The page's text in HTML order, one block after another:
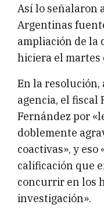
Así lo señalaron
Argentinas
ampliación de la
hiciera el martes
En la resolución,
agencia, el fiscal
Fernández por
doblemente
coactivas», y
calificación que
concurrir en los
investigación».